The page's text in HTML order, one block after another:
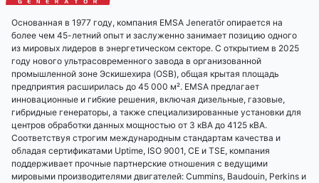
Основанная в 1977 году, компания EMSA Jeneratör опирается на
более чем 45-летний опыт и заслуженно занимает позицию одного
из мировых лидеров в энергетическом секторе. С открытием в 2025
году нового ультрасовременного завода в организованной
промышленной зоне Эскишехира (OSB), общая крытая площадь
предприятия расширилась до 45 000 м². EMSA предлагает
инновационные и гибкие решения, включая дизельные, газовые,
гибридные генераторы, а также специализированные установки для
центров обработки данных мощностью от 3 кВА до 4125 кВА.
Соответствуя строгим международным стандартам качества и
обладая сертификатами Uptime, ISO 9001, CE и TSE, компания
поддерживает прочные партнерские отношения с ведущими
мировыми производителями двигателей: Cummins, Baudouin, Perkins и